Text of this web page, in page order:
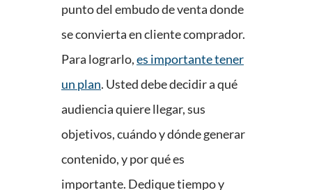
punto del embudo de venta donde
se convierta en cliente comprador.
Para lograrlo,es importante tener
un plan. Usted debe decidir a qué
audiencia quiere llegar, sus
objetivos, cuándo y dónde generar
contenido, y por qué es
importante. Dedique tiempo y